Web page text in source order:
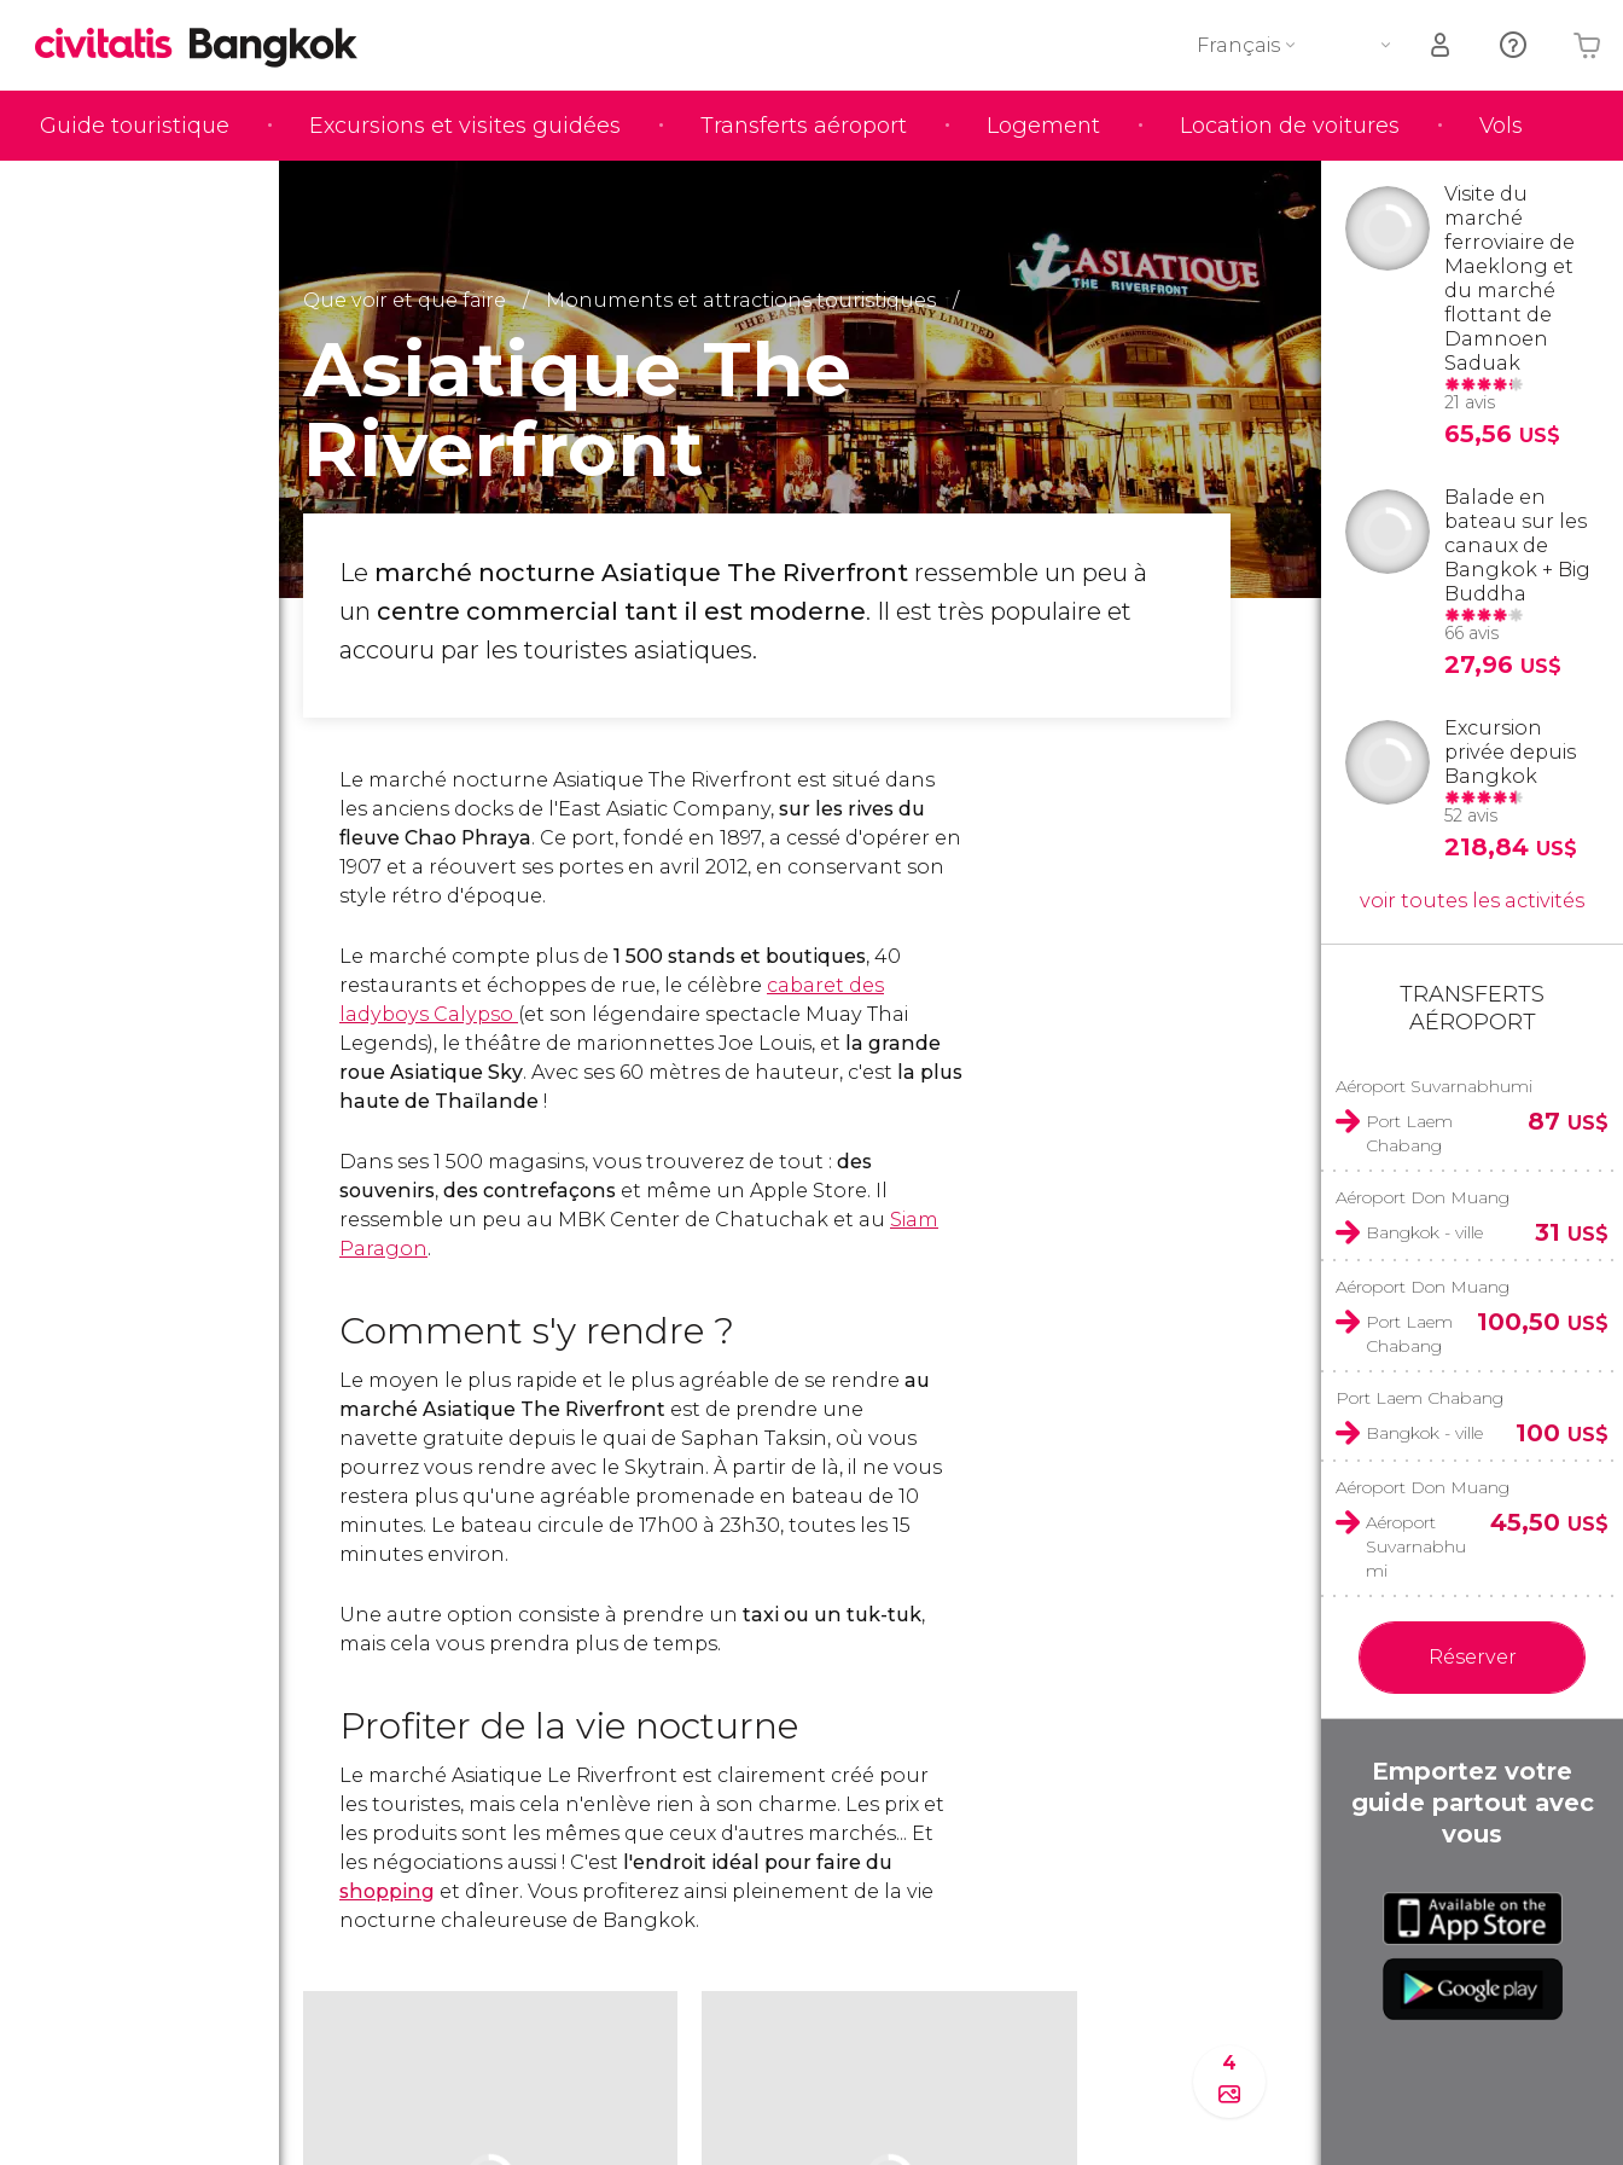
Guide touristique Excursions et visites guidées Transferts aéroport Logement Location de voitures Vols
Français
Votre panier est vide
Que voir et que faire Monuments et attractions touristiques
Asiatique The
Riverfront
Le marché nocturne Asiatique The Riverfront ressemble un peu à
un centre commercial tant il est moderne. Il est très populaire et
accouru par les touristes asiatiques.
Le marché nocturne Asiatique The Riverfront est situé dans
les anciens docks de l'East Asiatic Company, sur les rives du
fleuve Chao Phraya. Ce port, fondé en 1897, a cessé d'opérer en
1907 et a réouvert ses portes en avril 2012, en conservant son
style rétro d'époque.
Le marché compte plus de 1 500 stands et boutiques, 40
restaurants et échoppes de rue, le célèbre cabaret des
ladyboys Calypso (et son légendaire spectacle Muay Thai
Legends), le théâtre de marionnettes Joe Louis, et la grande
roue Asiatique Sky. Avec ses 60 mètres de hauteur, c'est la plus
haute de Thaïlande !
Dans ses 1 500 magasins, vous trouverez de tout : des
souvenirs, des contrefaçons et même un Apple Store. Il
ressemble un peu au MBK Center de Chatuchak et au Siam
Paragon.
Comment s'y rendre ?
Le moyen le plus rapide et le plus agréable de se rendre au
marché Asiatique The Riverfront est de prendre une
navette gratuite depuis le quai de Saphan Taksin, où vous
pourrez vous rendre avec le Skytrain. À partir de là, il ne vous
restera plus qu'une agréable promenade en bateau de 10
minutes. Le bateau circule de 17h00 à 23h30, toutes les 15
minutes environ.
Une autre option consiste à prendre un taxi ou un tuk-tuk,
mais cela vous prendra plus de temps.
Profiter de la vie nocturne
Le marché Asiatique Le Riverfront est clairement créé pour
les touristes, mais cela n'enlève rien à son charme. Les prix et
les produits sont les mêmes que ceux d'autres marchés... Et
les négociations aussi ! C'est l'endroit idéal pour faire du
shopping et dîner. Vous profiterez ainsi pleinement de la vie
nocturne chaleureuse de Bangkok.
4
Visite du
marché
ferroviaire de
Maeklong et
du marché
flottant de
Damnoen
Saduak
21 avis
65,56 US$
Balade en
bateau sur les
canaux de
Bangkok + Big
Buddha
66 avis
27,96 US$
Excursion
privée depuis
Bangkok
52 avis
218,84 US$
voir toutes les activités
TRANSFERTS
AÉROPORT
Aéroport Suvarnabhumi
Port Laem
Chabang
87 US$
Aéroport Don Muang
Bangkok - ville
31 US$
Aéroport Don Muang
Port Laem
Chabang
100,50 US$
Port Laem Chabang
Bangkok - ville
100 US$
Aéroport Don Muang
Aéroport
Suvarnabhu
mi
45,50 US$
Réserver
Emportez votre
guide partout avec
vous